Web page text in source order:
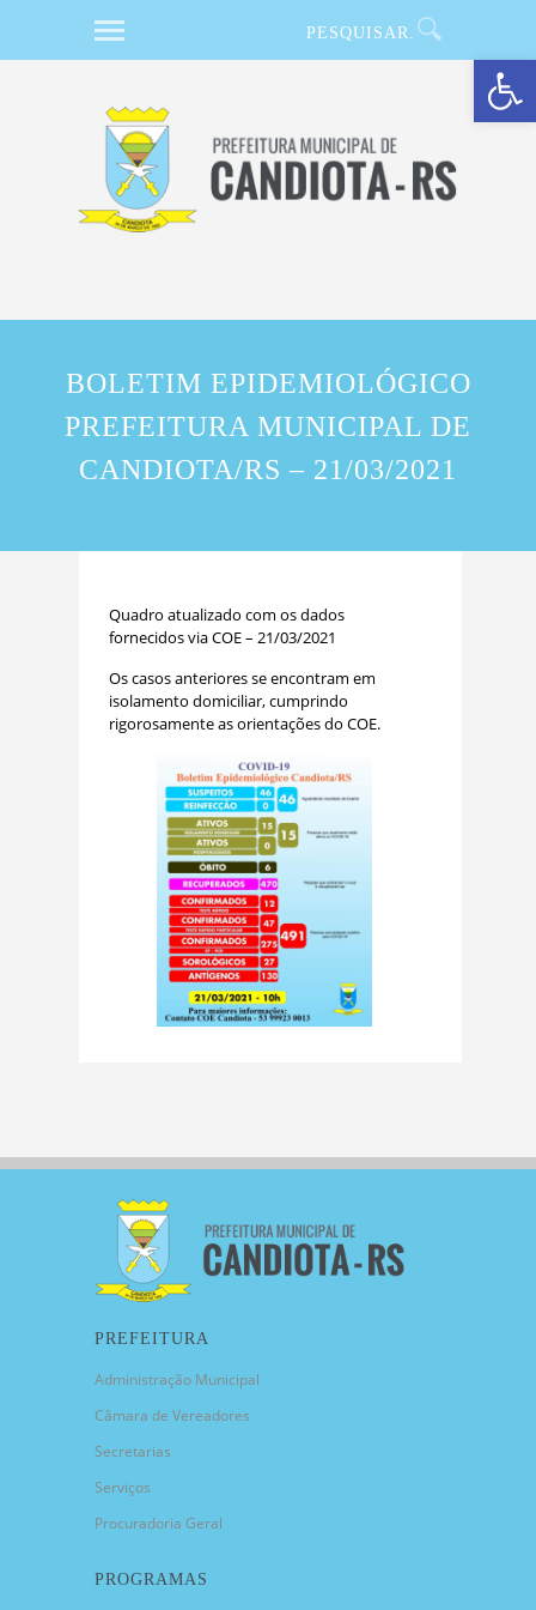
Barra de Ferramentas Aberta
BOLETIM EPIDEMIOLÓGICO
PREFEITURA MUNICIPAL DE
CANDIOTA/RS – 21/03/2021
Quadro atualizado com os dados
fornecidos via COE – 21/03/2021
Os casos anteriores se encontram em
isolamento domiciliar, cumprindo
rigorosamente as orientações do COE.
PREFEITURA
Administração Municipal
Câmara de Vereadores
Secretarias
Serviços
Procuradoria Geral
PROGRAMAS